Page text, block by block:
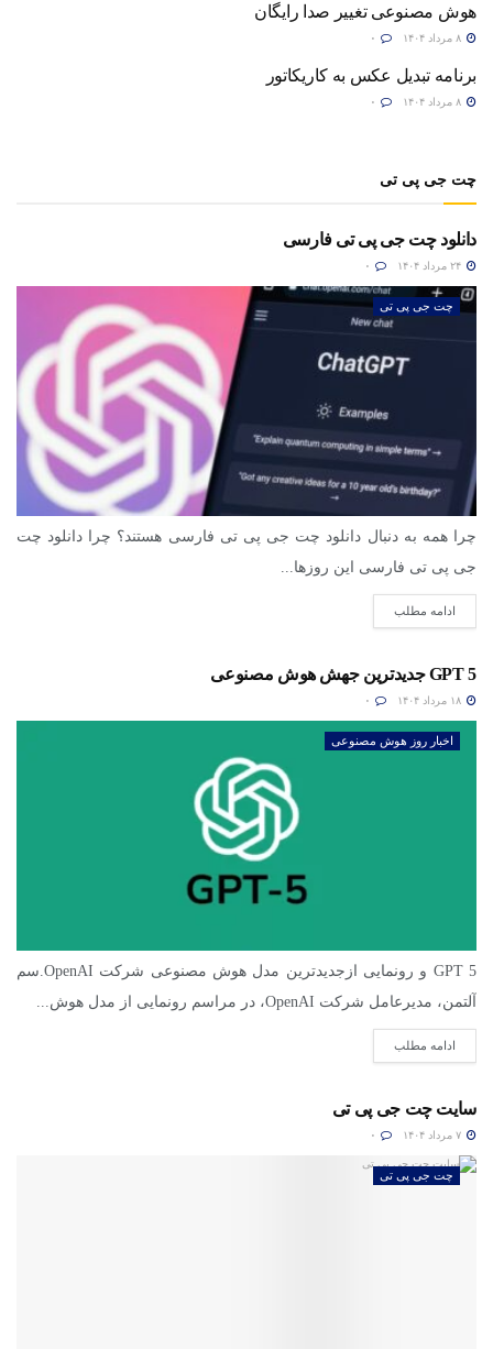
هوش مصنوعی تغییر صدا رایگان
برنامه تبدیل عکس به کاریکاتور
چت جی پی تی
دانلود چت جی پی تی فارسی
چت جی پی تی
چرا همه به دنبال دانلود چت جی پی تی فارسی هستند؟ چرا دانلود چت
جی پی تی فارسی این روزها...
ادامه مطلب
GPT 5 جدیدترین جهش هوش مصنوعی
اخبار روز هوش مصنوعی
GPT 5 و رونمایی ازجدیدترین مدل هوش مصنوعی شرکت OpenAI.سم
آلتمن، مدیرعامل شرکت OpenAI، در مراسم رونمایی از مدل هوش...
ادامه مطلب
سایت چت جی پی تی
چت جی پی تی